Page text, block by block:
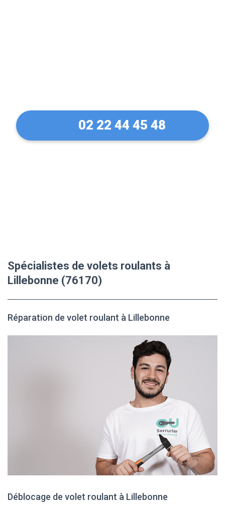
02 22 44 45 48
Spécialistes de volets roulants à
Lillebonne (76170)
Réparation de volet roulant à Lillebonne
Déblocage de volet roulant à Lillebonne